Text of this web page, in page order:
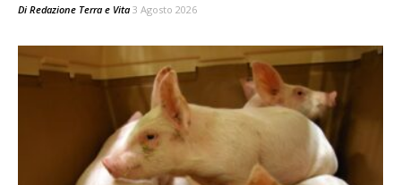
Di Redazione Terra e Vita 3 Agosto 2026